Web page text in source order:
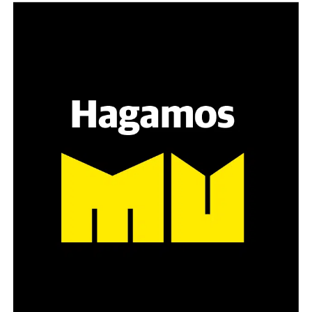
es a través del interrogante, que puedan encarnar la
pregunta», comparte Gonzalo, de 41 años.